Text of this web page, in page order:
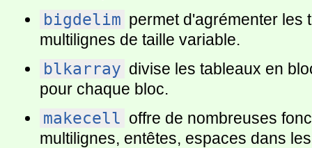
bigdelim permet d'agrémenter les
multilignes de taille variable.
blkarray divise les tableaux en
pour chaque bloc.
makecell offre de nombreuses
multilignes, entêtes, espaces dans